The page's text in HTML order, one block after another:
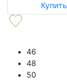
Купить
46
48
50